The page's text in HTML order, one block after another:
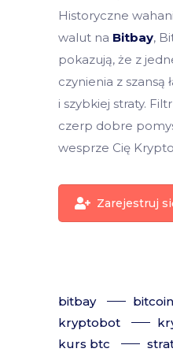
Historyczne
walut na Bitbay,
pokazują, że z
czynienia z szansą
i szybkiej straty.
czerp dobre
wesprze Cię
Zarejestruj
bitbay
bitcoin
kryptobot
kurs btc